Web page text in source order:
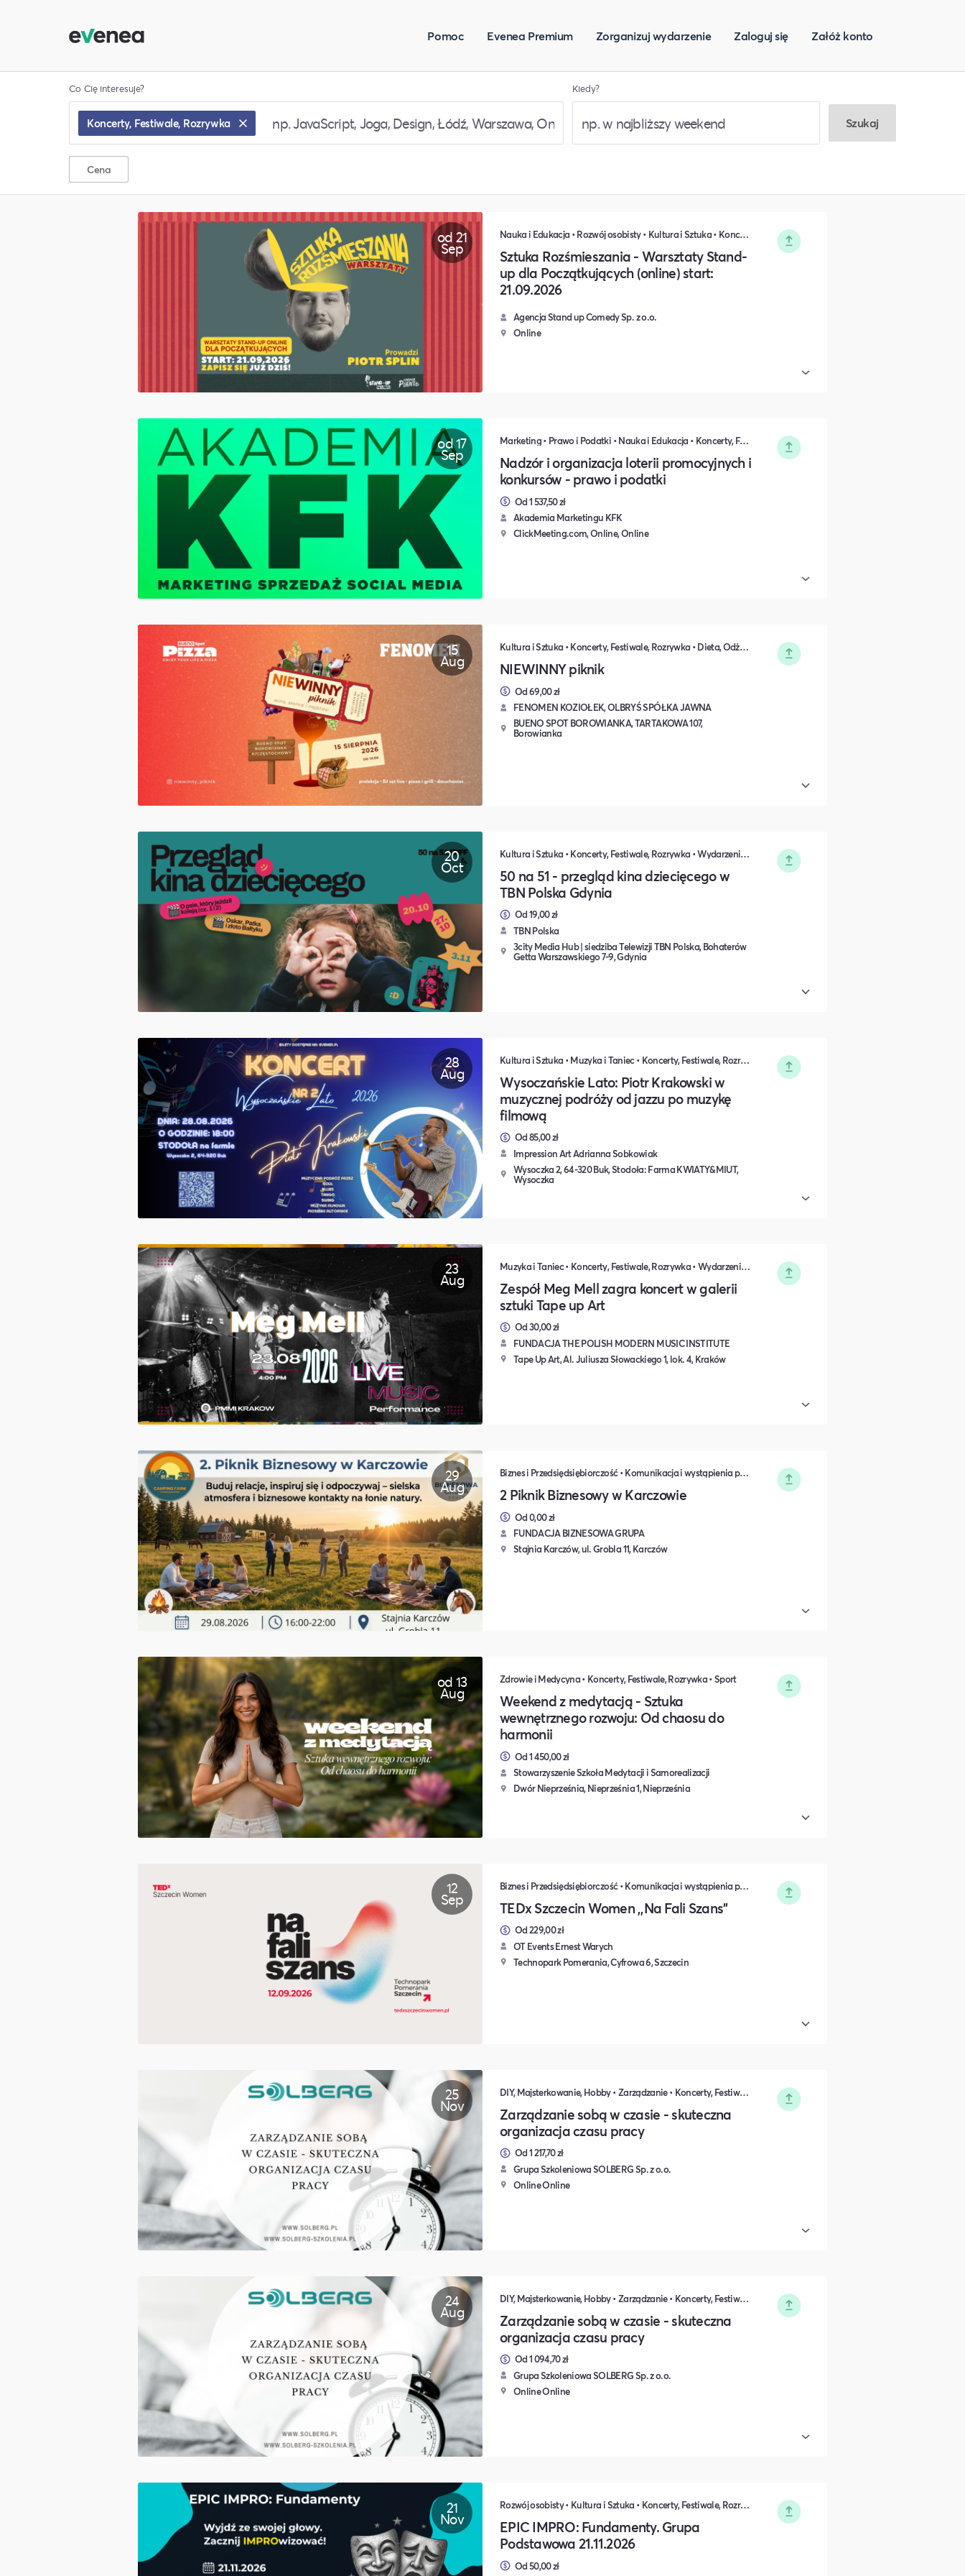
Pomoc Evenea Premium Zorganizuj wydarzenie Zaloguj się Załóż konto
Co Cię interesuje?
Koncerty, Festiwale, Rozrywka
Kiedy?
Szukaj
Cena
od 21
Sep
Nauka i Edukacja • Rozwój osobisty • Kultura i Sztuka • Koncerty, Festiwale, Rozrywka
Sztuka Rozśmieszania - Warsztaty Stand-
up dla Początkujących (online) start:
21.09.2026
Agencja Stand up Comedy Sp. z o.o.
Online
od 17
Sep
Marketing • Prawo i Podatki • Nauka i Edukacja • Koncerty, Festiwale, Rozrywka
Nadzór i organizacja loterii promocyjnych i
konkursów - prawo i podatki
Od 1 537,50 zł
Akademia Marketingu KFK
ClickMeeting.com, Online, Online
15
Aug
Kultura i Sztuka • Koncerty, Festiwale, Rozrywka • Dieta, Odżywianie i Degustacje
NIEWINNY piknik
Od 69,00 zł
FENOMEN KOZIOŁEK, OLBRYŚ SPÓŁKA JAWNA
BUENO SPOT BOROWIANKA, TARTAKOWA 107,
Borowianka
20
Oct
Kultura i Sztuka • Koncerty, Festiwale, Rozrywka • Wydarzenia okolicznościowe • Rodzina i relacje międzyludzkie
50 na 51 - przegląd kina dziecięcego w
TBN Polska Gdynia
Od 19,00 zł
TBN Polska
3city Media Hub | siedziba Telewizji TBN Polska, Bohaterów
Getta Warszawskiego 7-9, Gdynia
28
Aug
Kultura i Sztuka • Muzyka i Taniec • Koncerty, Festiwale, Rozrywka
Wysoczańskie Lato: Piotr Krakowski w
muzycznej podróży od jazzu po muzykę
filmową
Od 85,00 zł
Impression Art Adrianna Sobkowiak
Wysoczka 2, 64-320 Buk, Stodoła: Farma KWIATY&MIUT,
Wysoczka
23
Aug
Muzyka i Taniec • Koncerty, Festiwale, Rozrywka • Wydarzenia okolicznościowe
Zespół Meg Mell zagra koncert w galerii
sztuki Tape up Art
Od 30,00 zł
FUNDACJA THE POLISH MODERN MUSIC INSTITUTE
Tape Up Art, Al. Juliusza Słowackiego 1, lok. 4, Kraków
29
Aug
Biznes i Przedsiędsiębiorczość • Komunikacja i wystąpienia publiczne • Koncerty, Festiwale, Rozrywka
2 Piknik Biznesowy w Karczowie
Od 0,00 zł
FUNDACJA BIZNESOWA GRUPA
Stajnia Karczów, ul. Grobla 11, Karczów
od 13
Aug
Zdrowie i Medycyna • Koncerty, Festiwale, Rozrywka • Sport
Weekend z medytacją - Sztuka
wewnętrznego rozwoju: Od chaosu do
harmonii
Od 1 450,00 zł
Stowarzyszenie Szkoła Medytacji i Samorealizacji
Dwór Nieprześnia, Nieprześnia 1, Nieprześnia
12
Sep
Biznes i Przedsiędsiębiorczość • Komunikacja i wystąpienia publiczne • Muzyka i Taniec • Koncerty, Festiwale, Rozrywka • Polityka i Gospodarka
TEDx Szczecin Women ,,Na Fali Szans''
Od 229,00 zł
OT Events Ernest Warych
Technopark Pomerania, Cyfrowa 6, Szczecin
25
Nov
DIY, Majsterkowanie, Hobby • Zarządzanie • Koncerty, Festiwale, Rozrywka • Sprzedaż • Komunikacja i wystąpienia publiczne • Rozwój osobisty • Marketing • Biznes i Przedsiędsiębiorczość • Nauka i Edukacja • Polityka i Gospodarka
Zarządzanie sobą w czasie - skuteczna
organizacja czasu pracy
Od 1 217,70 zł
Grupa Szkoleniowa SOLBERG Sp. z o.o.
Online Online
24
Aug
DIY, Majsterkowanie, Hobby • Zarządzanie • Koncerty, Festiwale, Rozrywka • Sprzedaż • Komunikacja i wystąpienia publiczne • Rozwój osobisty • Marketing • Biznes i Przedsiędsiębiorczość • Nauka i Edukacja • Polityka i Gospodarka
Zarządzanie sobą w czasie - skuteczna
organizacja czasu pracy
Od 1 094,70 zł
Grupa Szkoleniowa SOLBERG Sp. z o.o.
Online Online
21
Nov
Rozwój osobisty • Kultura i Sztuka • Koncerty, Festiwale, Rozrywka
EPIC IMPRO: Fundamenty. Grupa
Podstawowa 21.11.2026
Od 50,00 zł